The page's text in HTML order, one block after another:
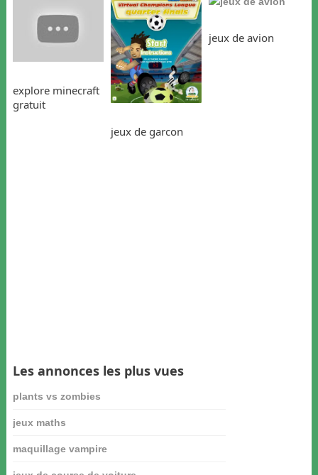
explore minecraft
gratuit
jeux de garcon
jeux de avion
Les annonces les plus vues
plants vs zombies
jeux maths
maquillage vampire